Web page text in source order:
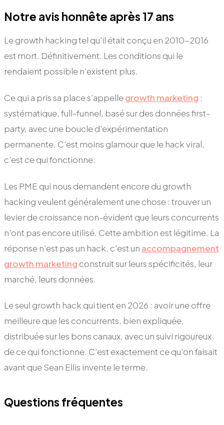
Notre avis honnête après 17 ans
Le growth hacking tel qu'il était conçu en 2010-2016
est mort. Définitivement. Les conditions qui le
rendaient possible n'existent plus.
Ce qui a pris sa place s'appellegrowth marketing :
systématique, full-funnel, basé sur des données first-
party, avec une boucle d'expérimentation
permanente. C'est moins glamour que le hack viral,
c'est ce qui fonctionne.
Les PME qui nous demandent encore du growth
hacking veulent généralement une chose : trouver un
levier de croissance non-évident que leurs concurrents
n'ont pas encore utilisé. Cette ambition est légitime. La
réponse n'est pas un hack, c'est un accompagnement
growth marketing construit sur leurs spécificités, leur
marché, leurs données.
Le seul growth hack qui tient en 2026 : avoir une offre
meilleure que les concurrents, bien expliquée,
distribuée sur les bons canaux, avec un suivi rigoureux
de ce qui fonctionne. C'est exactement ce qu'on faisait
avant que Sean Ellis invente le terme.
Questions fréquentes